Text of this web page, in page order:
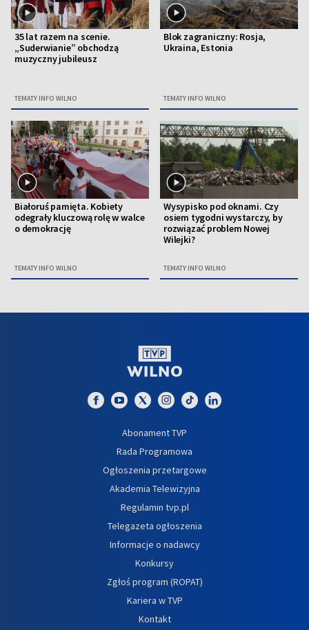
35 lat razem na scenie.
„Suderwianie” obchodzą
muzyczny jubileusz
TEMATY INFO WILNO
Blok zagraniczny: Rosja,
Ukraina, Estonia
TEMATY INFO WILNO
Białoruś pamięta. Kobiety
odegrały kluczową rolę w walce
o demokrację
TEMATY INFO WILNO
Wysypisko pod oknami. Czy
osiem tygodni wystarczy, by
rozwiązać problem Nowej
Wilejki?
TEMATY INFO WILNO
Abonament TVP
Rada Programowa
Ogłoszenia przetargowe
Akademia Telewizyjna
Regulamin tvp.pl
Telegazeta ogłoszenia
Informacje o nadawcy
Konkursy
Zgłoś program (ROPAT)
Kariera w TVP
Kontakt